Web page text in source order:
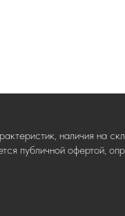
наличия на
публичной офертой,